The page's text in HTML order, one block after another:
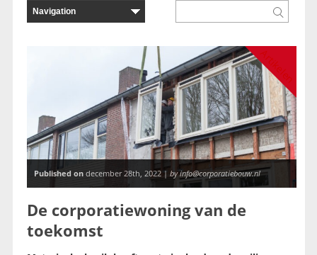
Artikelen
Published ondecember 28th, 2022 | by info@corporatiebouw.nl
De corporatiewoning van de
toekomst